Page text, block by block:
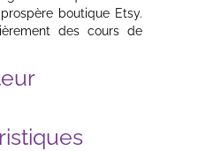
boutique Etsy.
des cours de